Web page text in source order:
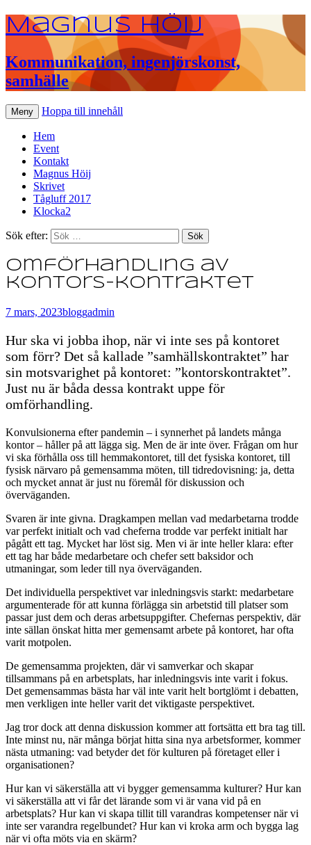
Magnus Höij
Kommunikation, ingenjörskonst,
samhälle
Meny Hoppa till innehåll
Hem
Event
Kontakt
Magnus Höij
Skrivet
Tågluff 2017
Klocka2
Sök efter:
Omförhandling av
kontors-kontraktet
7 mars, 2023bloggadmin
Hur ska vi jobba ihop, när vi inte ses på kontoret
som förr? Det så kallade ”samhällskontraktet” har
sin motsvarighet på kontoret: ”kontorskontraktet”.
Just nu är båda dessa kontrakt uppe för
omförhandling.
Konvulsionerna efter pandemin – i synnerhet på landets många
kontor – håller på att lägga sig. Men de är inte över. Frågan om hur
vi ska förhålla oss till hemmakontoret, till det fysiska kontoret, till
fysisk närvaro på gemensamma möten, till tidredovisning: ja, detta
och mycket annat är just nu föremål för diskussion och
överväganden.
Svaren är inte givna. Dragkampen mellan vad medarbetarna trodde
var perfekt initialt och vad cheferna trodde var perfekt initialt har
pågått ett tag. Mycket har löst sig. Men vi är inte heller klara: efter
ett tag har både medarbetare och chefer sett baksidor och
utmaningar, som leder till nya överväganden.
Det individuella perspektivet var inledningsvis starkt: medarbetare
argumenterade för att kunna förlägga sin arbetstid till platser som
passar just dem och deras arbetsuppgifter. Chefernas perspektiv, där
inte sällan önskat hitta mer gemensamt arbete på kontoret, har ofta
varit motpolen.
De gemensamma projekten, där vi samverkar och skapar
tillsammans på en arbetsplats, har inledningsvis inte varit i fokus.
Det gemensammas bästa har väl inte varit helt bortglömt i debatten,
men verkligen inte heller varit det viktigaste perspektivet.
Jag tror dock att denna diskussion kommer att fortsätta ett bra tag till.
Inte minst nu, när många börjat hitta sina nya arbetsformer, kommer
nästa utmaning: vad betyder det för kulturen på företaget eller i
organisationen?
Hur kan vi säkerställa att vi bygger gemensamma kulturer? Hur kan
vi säkerställa att vi får det lärande som vi är vana vid på en
arbetsplats? Hur kan vi skapa tillit till varandras kompetenser när vi
inte ser varandra regelbundet? Hur kan vi kroka arm och bygga lag
när vi ofta möts via en skärm?